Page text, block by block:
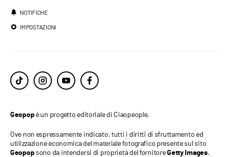
NOTIFICHE
IMPOSTAZIONI
Geopopè un progetto editoriale di Ciaopeople.
Ove non espressamente indicato, tutti i diritti di sfruttamento ed
utilizzazione economica del materiale fotografico presente sul sito
Geopopsono da intendersi di proprietà del fornitoreGetty Images.